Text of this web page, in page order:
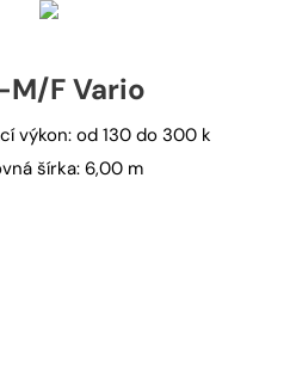
M/F Vario
výkon: od 130 do 300 k
šírka: 6,00 m